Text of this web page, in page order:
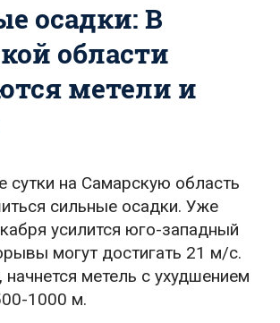
шоссе
осадки: В
области
метели и
сутки на Самарскую область
сильные осадки. Уже
усилится юго-западный
могут достигать 21 м/с.
начнется метель с ухудшением
1000 м.